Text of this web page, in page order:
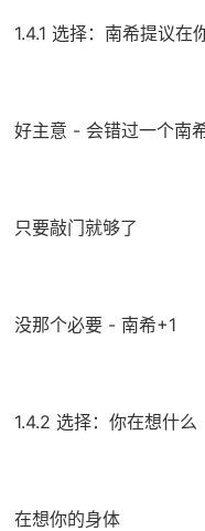
1.4.1 选择：南希提议在
好主意 - 会错过一个南
只要敲门就够了
没那个必要 - 南希+1
1.4.2 选择：你在想什么
在想你的身体